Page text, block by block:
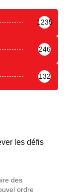
1235
246
132
les défis
des
ordre